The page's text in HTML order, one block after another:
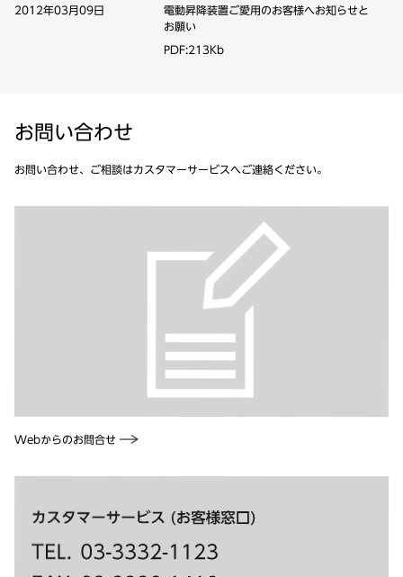
2012年03月09日 電動昇降装置ご愛用のお客様へお知らせと
お願い
PDF:213Kb
お問い合わせ
お問い合わせ、ご相談はカスタマーサービスへご連絡ください。
Webからのお問合せ